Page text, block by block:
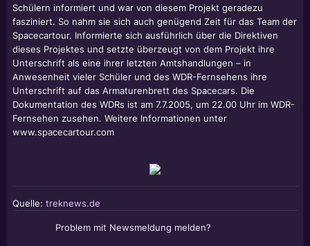
Schülern informiert und war von diesem Projekt geradezu
fasziniert. So nahm sie sich auch genügend Zeit für das Team der
Spacecartour. Informierte sich ausführlich über die Direktiven
dieses Projektes und setzte überzeugt von dem Projekt ihre
Unterschrift als eine ihrer letzten Amtshandlungen – in
Anwesenheit vieler Schüler und des WDR-Fernsehens ihre
Unterschrift auf das Armaturenbrett des Spacecars. Die
Dokumentation des WDRs ist am 7.7.2005, um 22.00 Uhr im WDR-
Fernsehen zusehen. Weitere Informationen unter
www.spacecartour.com
Quelle: treknews.de
Problem mit Newsmeldung melden?